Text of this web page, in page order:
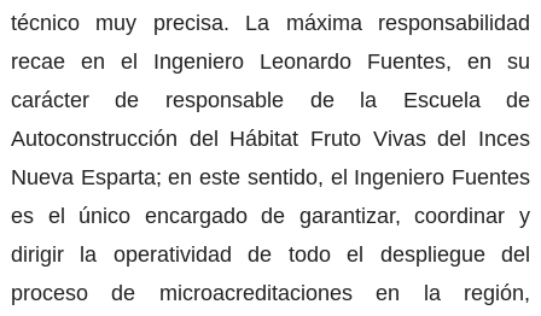
técnico muy precisa. La máxima responsabilidad
recae en el Ingeniero Leonardo Fuentes, en su
carácter de responsable de la Escuela de
Autoconstrucción del Hábitat Fruto Vivas del Inces
Nueva Esparta; en este sentido, el Ingeniero Fuentes
es el único encargado de garantizar, coordinar y
dirigir la operatividad de todo el despliegue del
proceso de microacreditaciones en la región,